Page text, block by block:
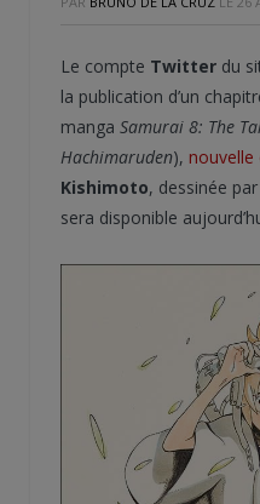
Le compte Twitter du
la publication d’un
manga Samurai 8: The
Hachimaruden), nouvelle
Kishimoto, dessinée par
sera disponible